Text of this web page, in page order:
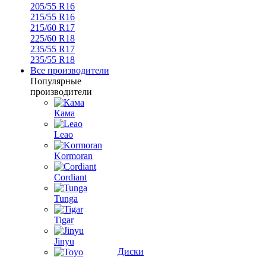
205/55 R16
215/55 R16
215/60 R17
225/60 R18
235/55 R17
235/55 R18
Все производители
Популярные
производители
Кама
Leao
Kormoran
Cordiant
Tunga
Tigar
Jinyu
Диски